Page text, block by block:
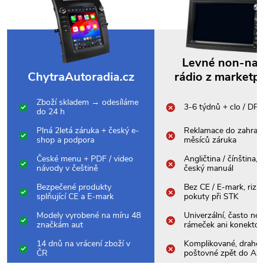
ChytraAutoradia.cz
Levné non-
rádio z
Zboží skladem → odesíláme
do 24 h
3-6 týdnů + clo /
Plná 2letá záruka + český e-
shop a podpora
Reklamace do
měsíců záruka
České menu + PDF / video
návody v češtině
Angličtina / čínština,
český manuál
Bezpečené produkty
splňující CE a E-mark
Bez CE / E-mark,
pokuty při STK
Modely vyrobené na míru 48
značkám aut
Univerzální, často
rámeček ani konektor
14 dnů na vrácení zboží v
ČR
Komplikované, drahé
poštovné zpět do